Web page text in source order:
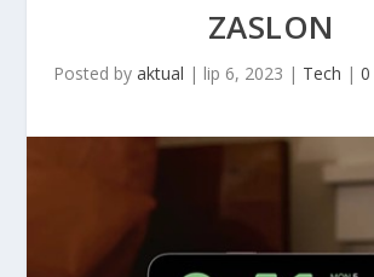
ZASLON
Posted by aktual | lip 6, 2023 | Tech | 0